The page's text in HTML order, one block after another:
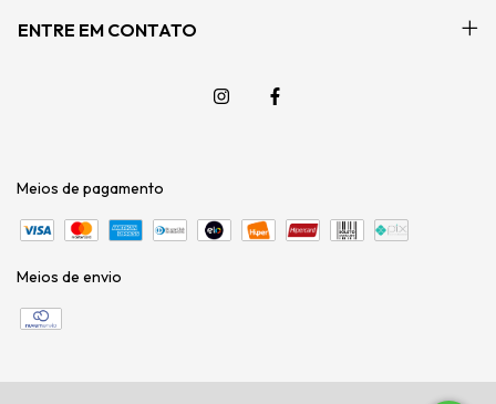
ENTRE EM CONTATO
Meios de pagamento
Meios de envio